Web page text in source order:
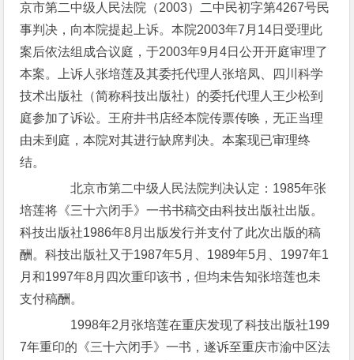
京市第二中级人民法院（2003）二中民初字第4267号民
事判决，向本院提起上诉。本院2003年7月14日受理此
案后依法组成合议庭，于2003年9月4日公开开庭审理了
本案。上诉人张培莲及其委托代理人张培凤、四川科学
技术出版社（简称科技出版社）的委托代理人王少松到
庭参加了诉讼。王府井书店经本院传票传唤，无正当理
由未到庭，本院对其进行缺席判决。本案现已审理终
结。
北京市第二中级人民法院判决认定：1985年张
培莲将《三十六闭手》一书书稿交由科技出版社出版。
科技出版社1986年8月出版发行并支付了此次出版的稿
酬。科技出版社又于1987年5月、1989年5月、1997年1
月和1997年8月四次重印该书，但均未告知张培莲也未
支付稿酬。
1998年2月张培莲在重庆发现了科技出版社199
7年重印的《三十六闭手》一书，遂诉至重庆市渝中区法